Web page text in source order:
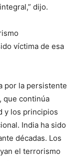
dijo.
víctima de esa
por la persistente
que continúa
y los principios
India ha sido
décadas. Los
el terrorismo